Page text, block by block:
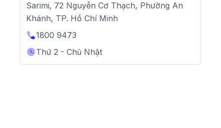
Sarimi, 72 Nguyễn Cơ Thạch, Phường An
Khánh, TP. Hồ Chí Minh
1800 9473
Thứ 2 - Chủ Nhật